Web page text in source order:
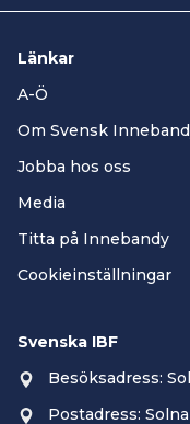
Länkar
A-Ö
Om Svensk
Jobba hos oss
Media
Titta på Innebandy
Cookieinställningar
Svenska IBF
Besöksadress:
Postadress: Solna